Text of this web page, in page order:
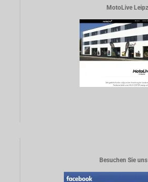
MotoLive
Besuchen Sie